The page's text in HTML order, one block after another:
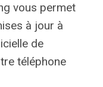
vous permet
à jour à
de
téléphone